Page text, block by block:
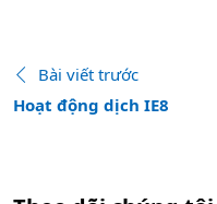
Bài viết trước
Hoạt động dịch IE8